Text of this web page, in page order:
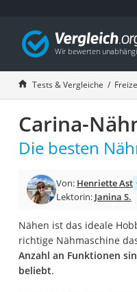
Tests & Vergleiche
Carina-
Die besten
Von: Henriette Ast
Lektorin: Janina S.
Nähen ist das ideale
richtige Nähmaschine
Anzahl an Funktionen
beliebt.